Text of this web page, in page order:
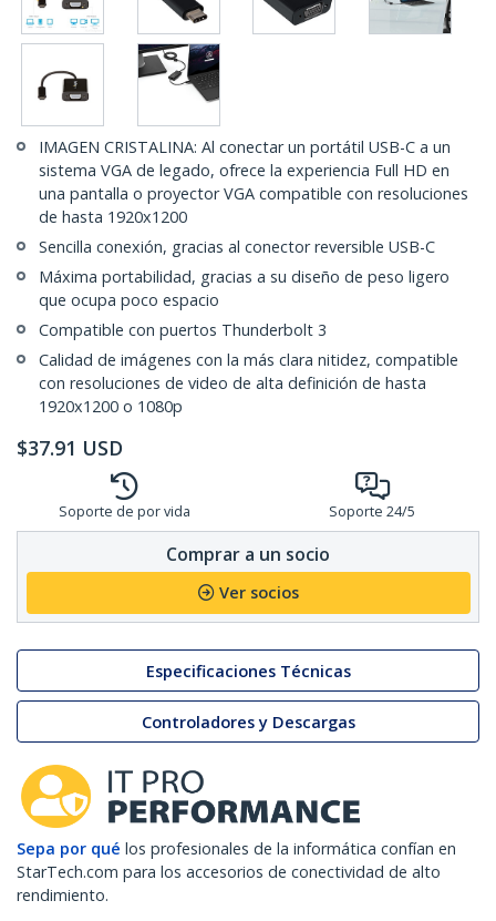
IMAGEN CRISTALINA: Al conectar un portátil USB-C a un
sistema VGA de legado, ofrece la experiencia Full HD en
una pantalla o proyector VGA compatible con resoluciones
de hasta 1920x1200
Sencilla conexión, gracias al conector reversible USB-C
Máxima portabilidad, gracias a su diseño de peso ligero
que ocupa poco espacio
Compatible con puertos Thunderbolt 3
Calidad de imágenes con la más clara nitidez, compatible
con resoluciones de video de alta definición de hasta
1920x1200 o 1080p
$37.91 USD
Soporte de por vida Soporte 24/5
Comprar a un socio
Ver socios
Especificaciones Técnicas
Controladores y Descargas
Sepa por qué los profesionales de la informática confían en
StarTech.com para los accesorios de conectividad de alto
rendimiento.